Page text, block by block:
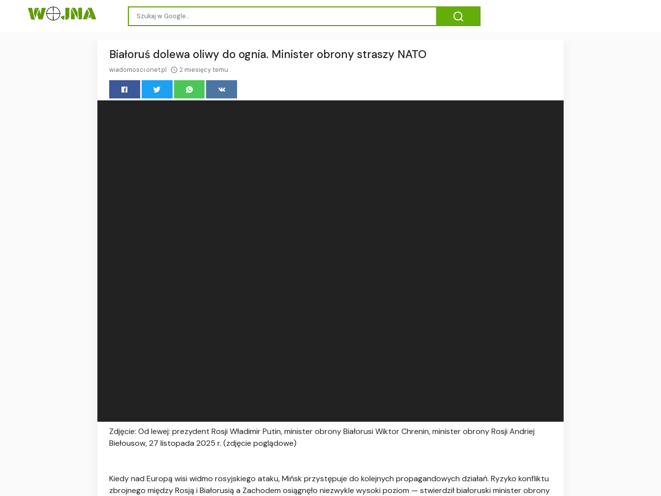
Białoruś dolewa oliwy do ognia. Minister obrony straszy NATO
wiadomosci.onet.pl 2 miesięcy temu
Zdjęcie: Od lewej: prezydent Rosji Władimir Putin, minister obrony Białorusi Wiktor Chrenin, minister obrony Rosji Andriej
Biełousow, 27 listopada 2025 r. (zdjęcie poglądowe)
Kiedy nad Europą wisi widmo rosyjskiego ataku, Mińsk przystępuje do kolejnych propagandowych działań. Ryzyko konfliktu
zbrojnego między Rosją i Białorusią a Zachodem osiągnęło niezwykle wysoki poziom — stwierdził białoruski minister obrony